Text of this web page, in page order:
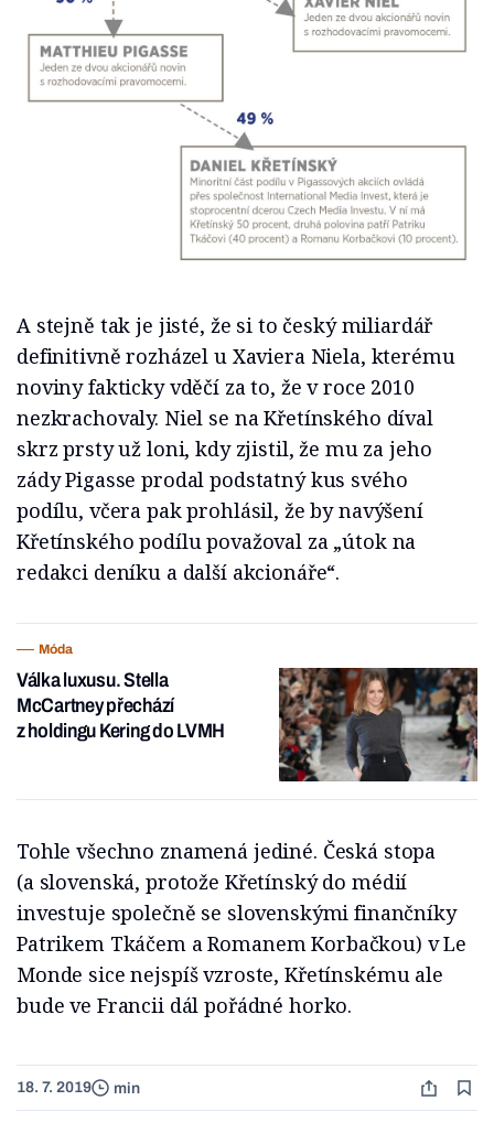
A stejně tak je jisté, že si to český miliardář
definitivně rozházel u Xaviera Niela, kterému
noviny fakticky vděčí za to, že v roce 2010
nezkrachovaly. Niel se na Křetínského díval
skrz prsty už loni, kdy zjistil, že mu za jeho
zády Pigasse prodal podstatný kus svého
podílu, včera pak prohlásil, že by navýšení
Křetínského podílu považoval za „útok na
redakci deníku a další akcionáře“.
Móda
Válka luxusu. Stella
McCartney přechází
z holdingu Kering do LVMH
Tohle všechno znamená jediné. Česká stopa
(a slovenská, protože Křetínský do médií
investuje společně se slovenskými finančníky
Patrikem Tkáčem a Romanem Korbačkou) v Le
Monde sice nejspíš vzroste, Křetínskému ale
bude ve Francii dál pořádné horko.
18. 7. 2019 min